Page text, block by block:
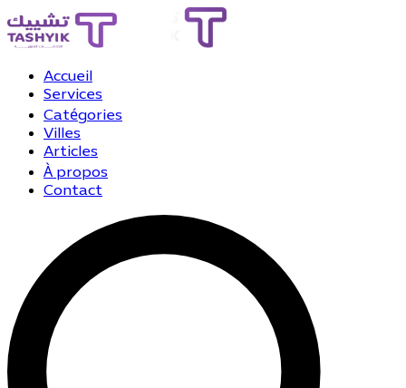
Accueil
Services
Catégories
Villes
Articles
À propos
Contact